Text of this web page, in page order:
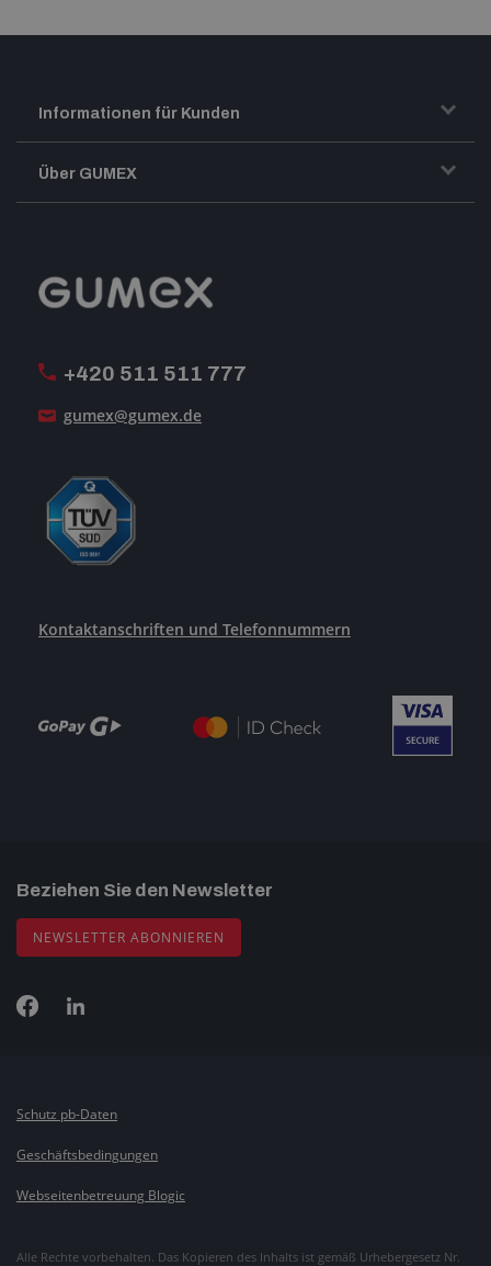
+420 511 511 777
gumex@gumex.de
Kontaktanschriften und Telefonnummern
Informationen für Kunden
Transport und Warenversand
Reklamation
Über GUMEX
GUMEX stellt sich vor
Beziehen Sie den Newsletter
NEWSLETTER ABONNIEREN
Alle Rechte vorbehalten. Das Kopieren des Inhalts ist gemäß Urhebergesetz Nr.
Schutz pb-Daten
Geschäftsbedingungen
Webseitenbetreuung Blogic